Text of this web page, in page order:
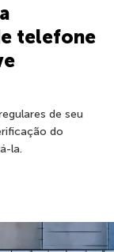
telefone
de seu
do
la.